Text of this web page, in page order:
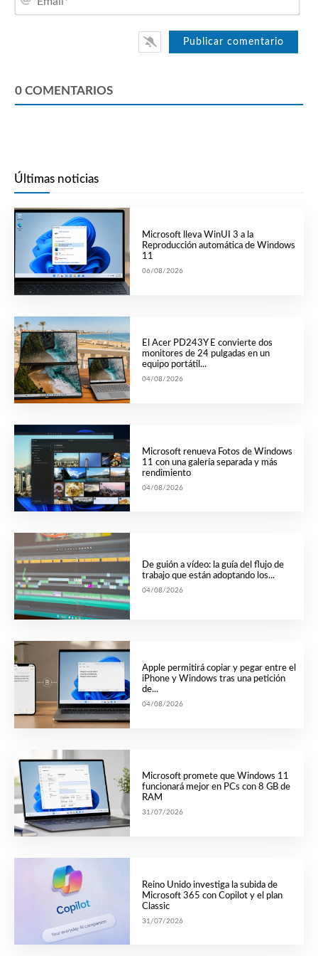
0 COMENTARIOS
Últimas noticias
Microsoft lleva WinUI 3 a la
Reproducción automática de Windows
11
06/08/2026
El Acer PD243Y E convierte dos
monitores de 24 pulgadas en un
equipo portátil...
04/08/2026
Microsoft renueva Fotos de Windows
11 con una galería separada y más
rendimiento
04/08/2026
De guión a vídeo: la guía del flujo de
trabajo que están adoptando los...
04/08/2026
Apple permitirá copiar y pegar entre el
iPhone y Windows tras una petición
de...
04/08/2026
Microsoft promete que Windows 11
funcionará mejor en PCs con 8 GB de
RAM
31/07/2026
Reino Unido investiga la subida de
Microsoft 365 con Copilot y el plan
Classic
31/07/2026